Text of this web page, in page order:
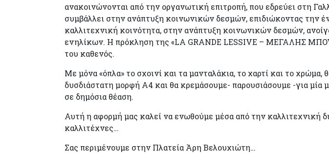
ανακοινώνονται από την οργανωτική επιτροπή, που εδρεύει στη
συμβάλλει στην ανάπτυξη κοινωνικών δεσμών, επιδιώκοντας την
καλλιτεχνική κοινότητα, στην ανάπτυξη κοινωνικών δεσμών,
ενηλίκων. Η πρόκληση της «LA GRANDE LESSIVE – ΜΕΓΑΛΗΣ
του καθενός.
Με μόνα «όπλα» το σχοινί και τα μανταλάκια, το χαρτί και το
δυσδιάστατη μορφή Α4 και θα κρεμάσουμε- παρουσιάσουμε -για μία
σε δημόσια θέαση.
Αυτή η αφορμή μας καλεί να ενωθούμε μέσα από την καλλιτεχνική
καλλιτέχνες…
Σας περιμένουμε στην Πλατεία Άρη Βελουχιώτη…